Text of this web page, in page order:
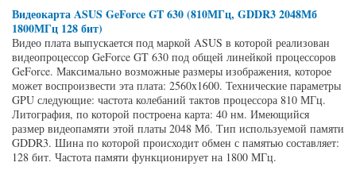
Видеокарта ASUS GeForce GT 630 (810МГц, GDDR3 2048Мб
1800МГц 128 бит)
Видео плата выпускается под маркой ASUS в которой реализован
видеопроцессор GeForce GT 630 под общей линейкой процессоров
GeForce. Максимально возможные размеры изображения, которое
может воспроизвести эта плата: 2560x1600. Технические параметры
GPU следующие: частота колебаний тактов процессора 810 МГц.
Литография, по которой построена карта: 40 нм. Имеющийся
размер видеопамяти этой платы 2048 Мб. Тип используемой памяти
GDDR3. Шина по которой происходит обмен с памятью составляет:
128 бит. Частота памяти функционирует на 1800 МГц.